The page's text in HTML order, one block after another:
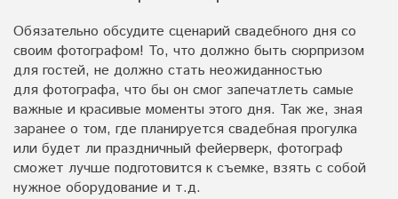
Обязательно обсудите сценарий свадебного дня со
своим фотографом! То, что должно быть сюрпризом
для гостей, не должно стать неожиданностью
для фотографа, что бы он смог запечатлеть самые
важные и красивые моменты этого дня. Так же, зная
заранее о том, где планируется свадебная прогулка
или будет ли праздничный фейерверк, фотограф
сможет лучше подготовится к съемке, взять с собой
нужное оборудование и т.д.